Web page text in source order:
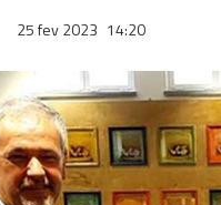
25 fev 2023 14:20